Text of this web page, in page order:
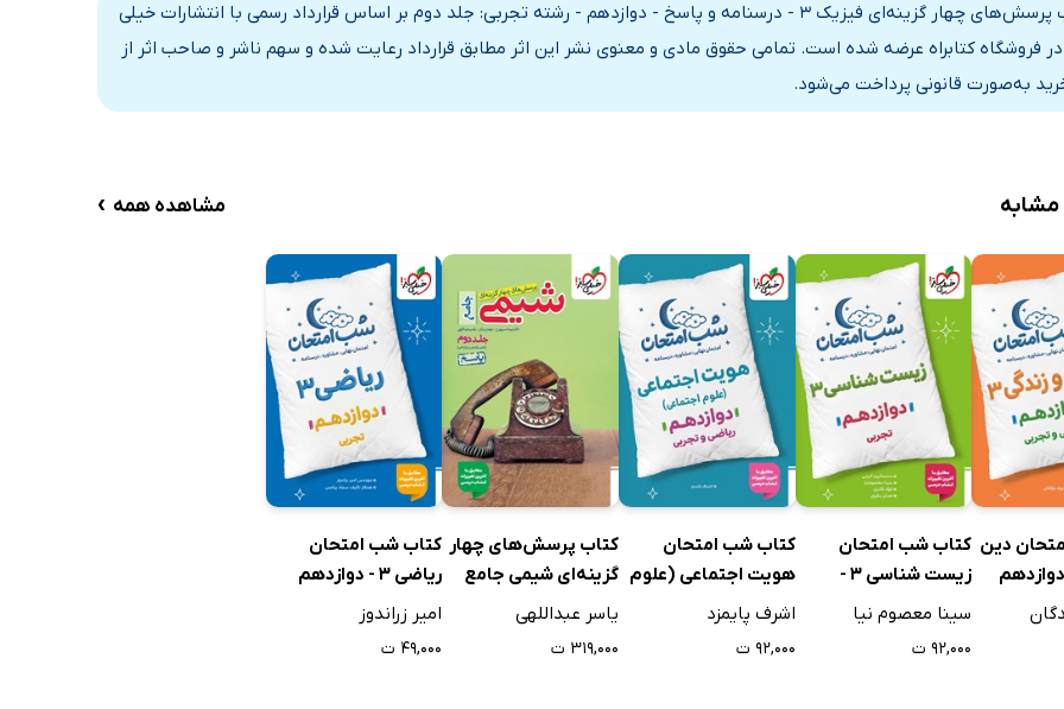
کتاب پرسش‌های چهار گزینه‌ای فیزیک 3 - درسنامه و پاسخ - دوازدهم - رشته تجربی: جلد دوم بر اساس قرارداد رسمی با انتشارات خیلی
فروشگاه کتابراه عرضه شده است. تمامی حقوق مادی و معنوی نشر این اثر مطابق قرارداد رعایت شده و سهم ناشر و صاحب اثر از
به‌صورت قانونی پرداخت می‌شود.
مشاهده همه ›
دین کتاب شب امتحان
زیست شناسی 3 -
دوازدهم تجربی
سینا معصوم نیا
۹۲,۰۰۰ ت
کتاب شب امتحان
هویت اجتماعی (علوم
اجتماعی) - دوازدهم
اشرف پایمزد
۹۲,۰۰۰ ت
کتاب پرسش‌های چهار
گزینه‌ای شیمی جامع
(پایه دهم، یازدهم و
پاسخ
یاسر عبداللهی
۳۱۹,۰۰۰ ت
کتاب شب امتحان
ریاضی 3 - دوازدهم
تجربی
امیر زراندوز
۴۹,۰۰۰ ت